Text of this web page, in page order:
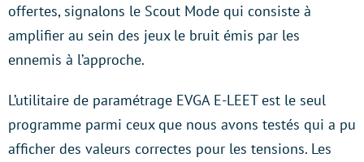
offertes, signalons le Scout Mode qui consiste à
amplifier au sein des jeux le bruit émis par les
ennemis à l’approche.
L’utilitaire de paramétrage EVGA E-LEET est le seul
programme parmi ceux que nous avons testés qui a pu
afficher des valeurs correctes pour les tensions. Les